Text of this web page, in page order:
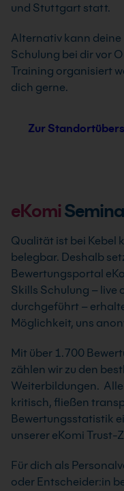
und Stuttgart statt.
Alternativ kann
Schulung bei dir vor
Training organisiert
dich gerne.
Zur
eKomi
Qualität ist bei Kebel
belegbar. Deshalb
Bewertungsportal
Skills Schulung – live
durchgeführt –
Möglichkeit, uns
Mit über 1.700
zählen wir zu den
Weiterbildungen.
kritisch, fließen
Bewertungsstatistik
unserer eKomi Trust-
Für dich als
oder Entscheider:in